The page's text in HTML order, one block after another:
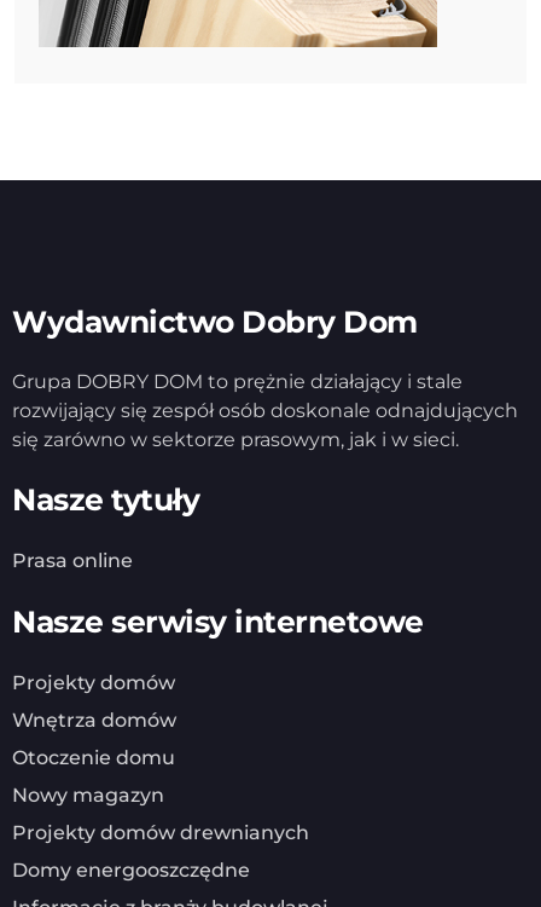
Wydawnictwo Dobry Dom
Grupa DOBRY DOM to prężnie działający i stale
rozwijający się zespół osób doskonale odnajdujących
się zarówno w sektorze prasowym, jak i w sieci.
Nasze tytuły
Prasa online
Nasze serwisy internetowe
Projekty domów
Wnętrza domów
Otoczenie domu
Nowy magazyn
Projekty domów drewnianych
Domy energooszczędne